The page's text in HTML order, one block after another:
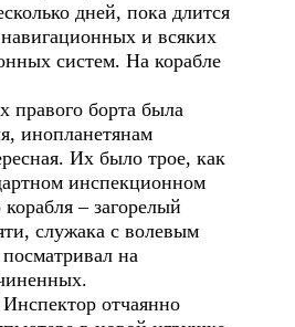
дней, пока длится
и всяких
систем. На корабле
борта была
инопланетянам
Их было трое, как
инспекционном
– загорелый
служака с волевым
на
подчиненных.
отчаянно